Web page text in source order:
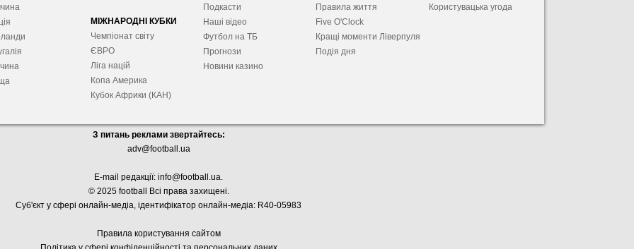
МІЖНАРОДНІ КУБКИ
Чемпіонат світу
ЄВРО
Ліга націй
Копа Америка
Кубок Африки (КАН)
Подкасти
Наші відео
Футбол на ТБ
Прогнози
Новини казино
Правила життя
Five O'Clock
Кращі моменти Ліверпуля
Подія дня
Користувацька угода
З питань реклами звертайтесь:
adv@football.ua
E-mail редакції: info@football.ua.
© 2025 football Всі права захищені.
Суб'єкт у сфері онлайн-медіа, ідентифікатор онлайн-медіа: R40-05983
Правила користування сайтом